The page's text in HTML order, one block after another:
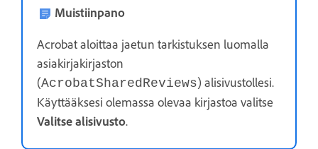
Muistiinpano
Acrobat aloittaa jaetun tarkistuksen luomalla
asiakirjakirjaston
(AcrobatSharedReviews) alisivustollesi.
Käyttääksesi olemassa olevaa kirjastoa valitse
Valitse alisivusto.